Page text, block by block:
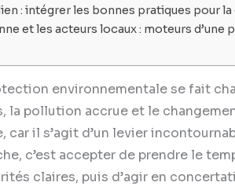
: intégrer les bonnes pratiques pour
et les acteurs locaux : moteurs
environnementale se fait
la pollution accrue et le
il s’agit d’un levier
c’est accepter de prendre le
claires, puis d’agir en